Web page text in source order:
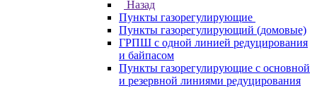
Назад
Пункты газорегулирующие
Пункты газорегулирующий (домовые)
ГРПШ с одной линией редуцирования
и байпасом
Пункты газорегулирующие с основной
и резервной линиями редуцирования